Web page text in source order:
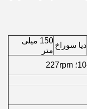
دیا سوراخ
150 میلی
متر